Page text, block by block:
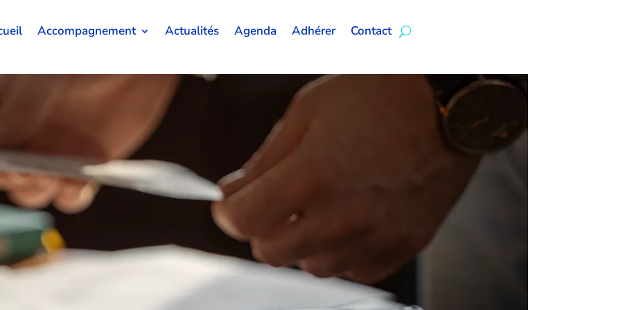
Accompagnement Actualités Agenda Adhérer Contact